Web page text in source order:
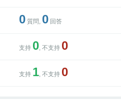
0 質問, 0 回答
支持 0 , 不支持 0
支持 1 , 不支持 0